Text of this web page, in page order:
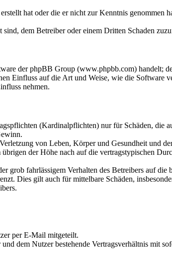
hat oder die er nicht zur Kenntnis genommen
dem Betreiber oder einem Dritten Schaden
der phpBB Group (www.phpbb.com) handelt;
Einfluss auf die Art und Weise, wie die Software
nehmen.
(Kardinalpflichten) nur für Schäden, die
von Leben, Körper und Gesundheit und
der Höhe nach auf die vertragstypischen
grob fahrlässigem Verhalten des Betreibers auf die
Dies gilt auch für mittelbare Schäden,
per E-Mail mitgeteilt.
dem Nutzer bestehende Vertragsverhältnis mit